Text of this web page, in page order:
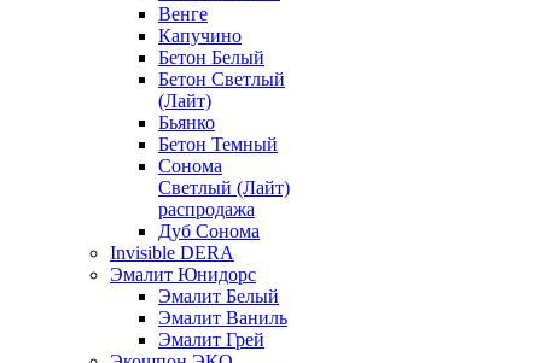
Венге
Капучино
Бетон Белый
Бетон Светлый
(Лайт)
Бьянко
Бетон Темный
Сонома
Светлый (Лайт)
распродажа
Дуб Сонома
Invisible DERA
Эмалит Юнидорс
Эмалит Белый
Эмалит Ваниль
Эмалит Грей